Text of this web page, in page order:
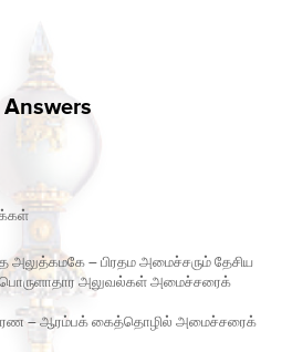
அலுத்கமகே– பிரதம அமைச்சரும் தேசிய
அலுவல்கள் அமைச்சரைக்
– ஆரம்பக் கைத்தொழில் அமைச்சரைக்